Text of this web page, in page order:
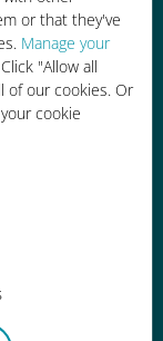
or that they've
Manage your
"Allow all
of our cookies. Or
cookie